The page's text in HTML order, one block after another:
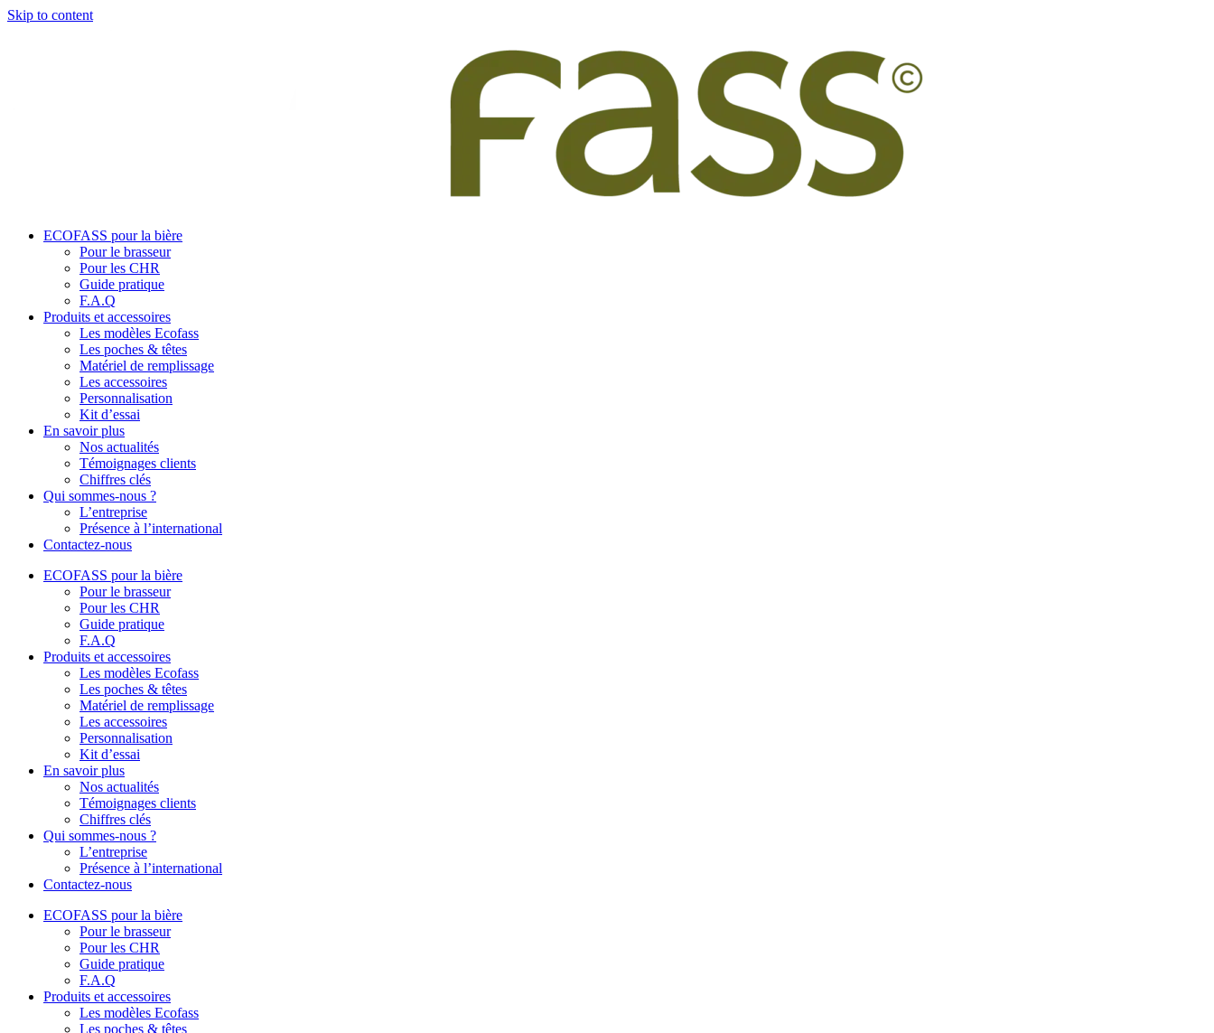
Skip to content
ECOFASS pour la bière
Pour le brasseur
Pour les CHR
Guide pratique
F.A.Q
Produits et accessoires
Les modèles Ecofass
Les poches & têtes
Matériel de remplissage
Les accessoires
Personnalisation
Kit d’essai
En savoir plus
Nos actualités
Témoignages clients
Chiffres clés
Qui sommes-nous ?
L’entreprise
Présence à l’international
Contactez-nous
ECOFASS pour la bière
Pour le brasseur
Pour les CHR
Guide pratique
F.A.Q
Produits et accessoires
Les modèles Ecofass
Les poches & têtes
Matériel de remplissage
Les accessoires
Personnalisation
Kit d’essai
En savoir plus
Nos actualités
Témoignages clients
Chiffres clés
Qui sommes-nous ?
L’entreprise
Présence à l’international
Contactez-nous
ECOFASS pour la bière
Pour le brasseur
Pour les CHR
Guide pratique
F.A.Q
Produits et accessoires
Les modèles Ecofass
Les poches & têtes